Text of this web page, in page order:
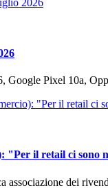
Google Pixel 10a,
"Per il retail ci sono
associazione dei